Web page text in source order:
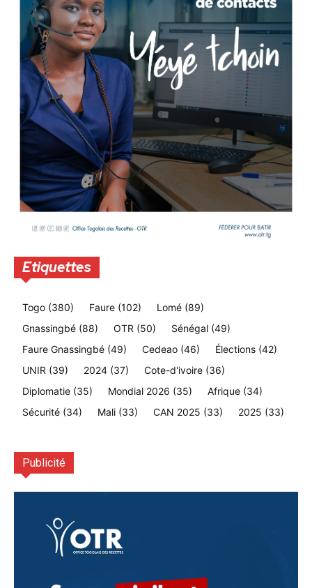
Etiquettes
Togo (380) Faure (102) Lomé (89)
Gnassingbé (88) OTR (50) Sénégal (49)
Faure Gnassingbé (49) Cedeao (46) Élections (42)
UNIR (39) 2024 (37) Cote-d'ivoire (36)
Diplomatie (35) Mondial 2026 (35) Afrique (34)
Sécurité (34) Mali (33) CAN 2025 (33) 2025 (33)
Publicité